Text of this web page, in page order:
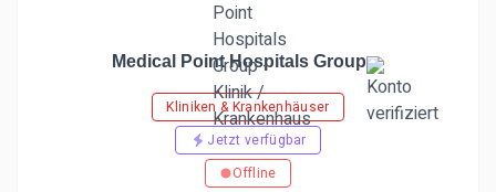
Medical Point Hospitals Group
Kliniken & Krankenhäuser
Jetzt verfügbar
Offline